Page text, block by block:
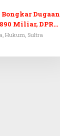
Dugaan
Miliar, DPRD
RDP
Hukum, Sultra